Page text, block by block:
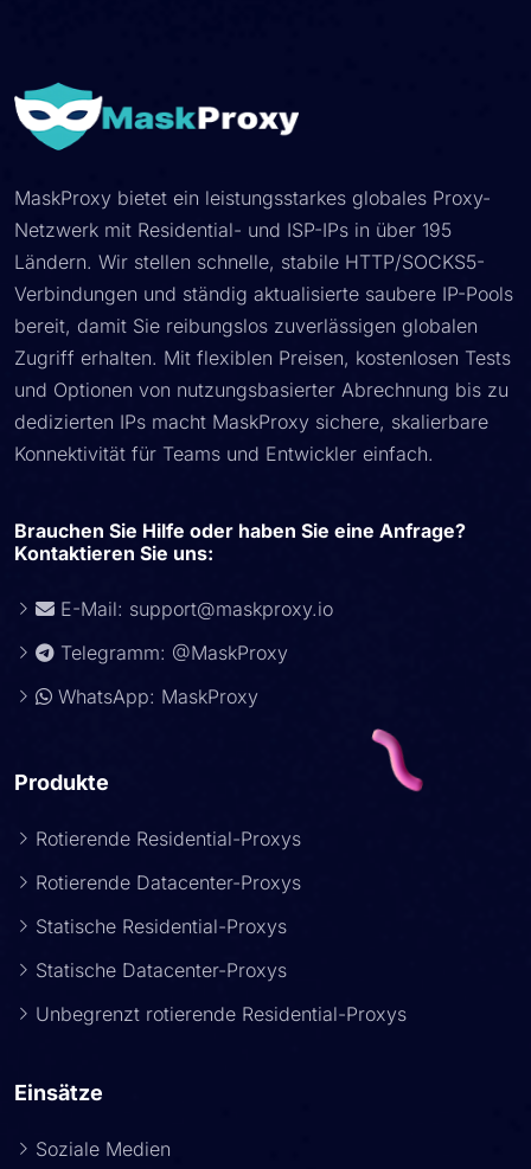
MaskProxy bietet ein leistungsstarkes globales Proxy-
Netzwerk mit Residential- und ISP-IPs in über 195
Ländern. Wir stellen schnelle, stabile HTTP/SOCKS5-
Verbindungen und ständig aktualisierte saubere IP-Pools
bereit, damit Sie reibungslos zuverlässigen globalen
Zugriff erhalten. Mit flexiblen Preisen, kostenlosen Tests
und Optionen von nutzungsbasierter Abrechnung bis zu
dedizierten IPs macht MaskProxy sichere, skalierbare
Konnektivität für Teams und Entwickler einfach.
Brauchen Sie Hilfe oder haben Sie eine Anfrage?
Kontaktieren Sie uns:
E-Mail: support@maskproxy.io
Telegramm: @MaskProxy
WhatsApp: MaskProxy
Produkte
Rotierende Residential-Proxys
Rotierende Datacenter-Proxys
Statische Residential-Proxys
Statische Datacenter-Proxys
Unbegrenzt rotierende Residential-Proxys
Einsätze
Soziale Medien